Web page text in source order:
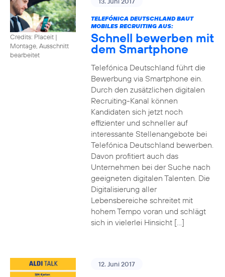
Credits: Placeit |
Montage, Ausschnitt
bearbeitet
TELEFÓNICA DEUTSCHLAND BAUT
MOBILES RECRUITING AUS:
Schnell bewerben mit
dem Smartphone
Telefónica Deutschland führt die
Bewerbung via Smartphone ein.
Durch den zusätzlichen digitalen
Recruiting-Kanal können
Kandidaten sich jetzt noch
effizienter und schneller auf
interessante Stellenangebote bei
Telefónica Deutschland bewerben.
Davon profitiert auch das
Unternehmen bei der Suche nach
geeigneten digitalen Talenten. Die
Digitalisierung aller
Lebensbereiche schreitet mit
hohem Tempo voran und schlägt
sich in vielerlei Hinsicht […]
12. Juni 2017